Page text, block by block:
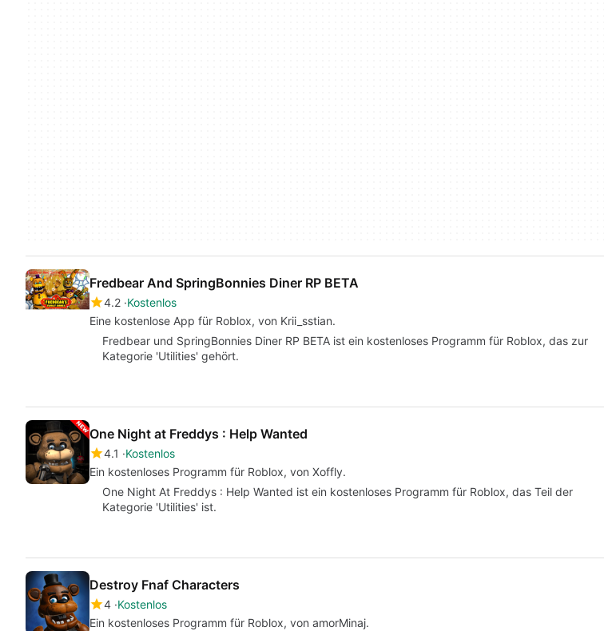
Fredbear And SpringBonnies Diner RP BETA
4.2 Kostenlos
Eine kostenlose App für Roblox, von Krii_sstian.
Fredbear und SpringBonnies Diner RP BETA ist ein kostenloses Programm für Roblox, das zur
Kategorie 'Utilities' gehört.
One Night at Freddys : Help Wanted
4.1
Kostenlos
Ein kostenloses Programm für Roblox, von Xoffly.
One Night At Freddys : Help Wanted ist ein kostenloses Programm für Roblox, das Teil der
Kategorie 'Utilities' ist.
Destroy Fnaf Characters
4 Kostenlos
Ein kostenloses Programm für Roblox, von amorMinaj.